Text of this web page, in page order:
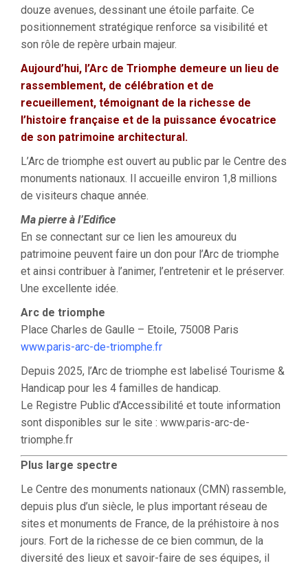
douze avenues, dessinant une étoile parfaite. Ce
positionnement stratégique renforce sa visibilité et
son rôle de repère urbain majeur.
Aujourd’hui, l’Arc de Triomphe demeure un lieu de
rassemblement, de célébration et de
recueillement, témoignant de la richesse de
l’histoire française et de la puissance évocatrice
de son patrimoine architectural.
L’Arc de triomphe est ouvert au public par le Centre des
monuments nationaux. Il accueille environ 1,8 millions
de visiteurs chaque année.
Ma pierre à l’Edifice
En se connectant sur ce lien les amoureux du
patrimoine peuvent faire un don pour l’Arc de triomphe
et ainsi contribuer à l’animer, l’entretenir et le préserver.
Une excellente idée.
Arc de triomphe
Place Charles de Gaulle – Etoile, 75008 Paris
www.paris-arc-de-triomphe.fr
Depuis 2025, l’Arc de triomphe est labelisé Tourisme &
Handicap pour les 4 familles de handicap.
Le Registre Public d’Accessibilité et toute information
sont disponibles sur le site : www.paris-arc-de-
triomphe.fr
Plus large spectre
Le Centre des monuments nationaux (CMN) rassemble,
depuis plus d’un siècle, le plus important réseau de
sites et monuments de France, de la préhistoire à nos
jours. Fort de la richesse de ce bien commun, de la
diversité des lieux et savoir-faire de ses équipes, il